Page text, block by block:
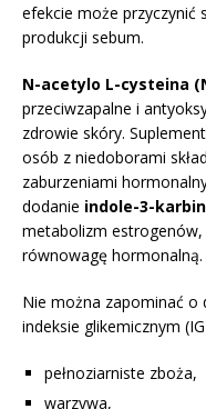
efekcie może przyczynić
produkcji sebum.
N-acetylo L-cysteina
przeciwzapalne i
zdrowie skóry.
osób z niedoborami
zaburzeniami
dodanie indole-3-
metabolizm
równowagę hormonalną.
Nie można zapominać o
indeksie glikemicznym
pełnoziarniste zboża,
warzywa,